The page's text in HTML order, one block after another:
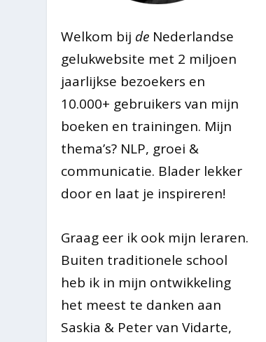
Welkom bij de Nederlandse
gelukwebsite met 2 miljoen
jaarlijkse bezoekers en
10.000+ gebruikers van mijn
boeken en trainingen. Mijn
thema’s? NLP, groei &
communicatie. Blader lekker
door en laat je inspireren!
Graag eer ik ook mijn leraren.
Buiten traditionele school
heb ik in mijn ontwikkeling
het meest te danken aan
Saskia & Peter van Vidarte,